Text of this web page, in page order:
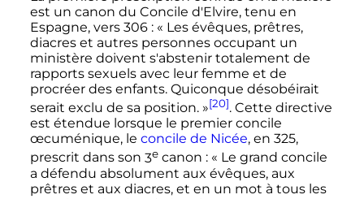
est un canon du Concile d'Elvire, tenu en
Espagne, vers 306 : « Les évêques, prêtres,
diacres et autres personnes occupant un
ministère doivent s'abstenir totalement de
rapports sexuels avec leur femme et de
procréer des enfants. Quiconque désobéirait
serait exclu de sa position. »[20]. Cette directive
est étendue lorsque le premier concile
œcuménique, le concile de Nicée, en 325,
prescrit dans son 3e canon : « Le grand concile
a défendu absolument aux évêques, aux
prêtres et aux diacres, et en un mot à tous les